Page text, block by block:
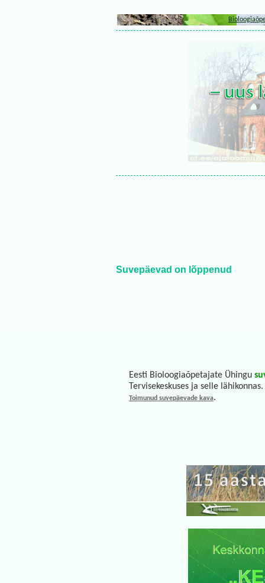
Suvepäevad on lõppenud
Eesti Bioloogiaõpetajate Ühingu
Tervisekeskuses ja selle lähikonnas.
Toimunud suvepäevade kava.